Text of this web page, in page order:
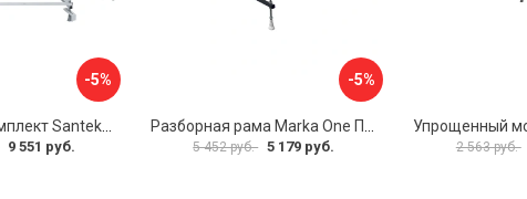
-5%
Монтажный комплект Santek КАРИБЫ 1.WH11.2.430 00000046546
9 551 руб.
-5%
Разборная рама Marka One ПУ 160-165x75 03пу1675
5 452 руб. 5 179 руб. 2 563 руб.